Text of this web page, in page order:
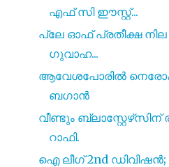
എഫ് സി ഈസ്റ്റ്...
പ്ലേ ഓഫ് പ്രതീക്ഷ നില
ഗുവാഹ...
ആവേശപോരിൽ
ബഗാൻ
വീണ്ടും
റാഫി.
ഐ ലീഗ് 2nd ഡിവിഷൻ;